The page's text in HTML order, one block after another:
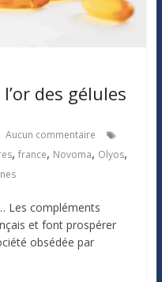
des gélules
Aucun commentaire
, france, Novoma, Olyos,
Les compléments
et font prospérer
obsédée par